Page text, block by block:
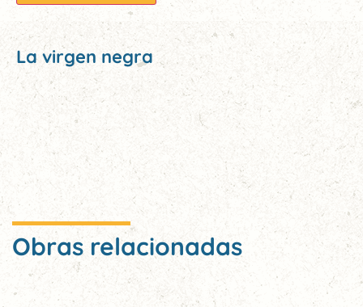
La virgen negra
Obras relacionadas